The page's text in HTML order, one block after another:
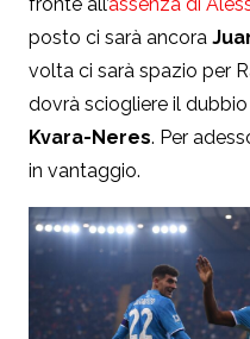
posto ci sarà ancora
volta ci sarà spazio per
dovrà sciogliere il
Kvara-Neres. Per
in vantaggio.